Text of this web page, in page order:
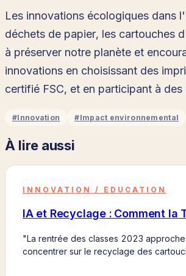
Les innovations écologiques dans
déchets de papier, les cartouches
à préserver notre planète et
innovations en choisissant des
certifié FSC, et en participant à
#Innovation #Impact environnemental
À lire aussi
INNOVATION / EDUCATION
IA et Recyclage : Comment la
"La rentrée des classes 2023
concentrer sur le recyclage des